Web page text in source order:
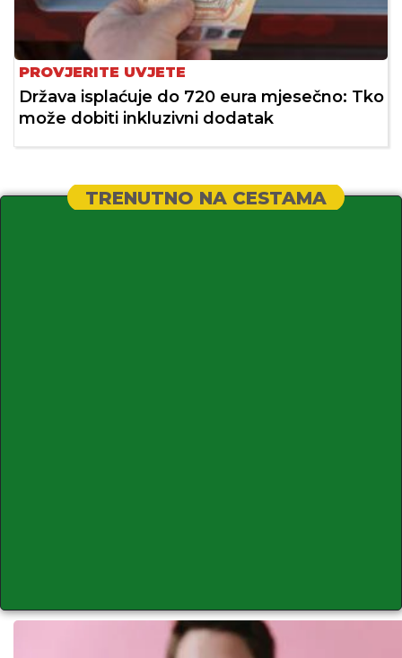
PROVJERITE UVJETE
Država isplaćuje do 720 eura mjesečno: Tko
može dobiti inkluzivni dodatak
TRENUTNO NA CESTAMA